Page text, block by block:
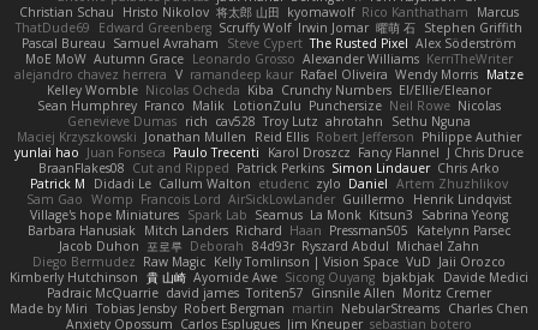
Christian Schau
Hristo Nikolov 将太郎 山田 kyomawolf Rico Kanthatham
Marcus
ThatDude69
Edward Greenberg Scruffy Wolf Irwin Jomar 曜萌 石 Stephen Griffith
Pascal Bureau Samuel Avraham Steve Cypert The Rusted Pixel Alex Söderström
MoE MoW Autumn Grace Leonardo Grosso Alexander Williams KerriTheWriter
alejandro chavez herrera V ramandeep kaur Rafael Oliveira Wendy Morris Matze
Kelley Womble Nicolas Ocheda Kiba Crunchy Numbers El/Ellie/Eleanor
Sean Humphrey Franco Malik LotionZulu Punchersize Neil Rowe Nicolas
Genevieve Dumas rich cav528 Troy Lutz ahrotahn
Sethu Nguna
Maciej Krzyszkowski Jonathan Mullen Reid Ellis Robert Jefferson Philippe Authier
yunlai hao Juan Fonseca Paulo Trecenti Karol Droszcz Fancy Flannel J Chris Druce
BraanFlakes08 Cut and Ripped Patrick Perkins Simon Lindauer Chris Arko
Patrick M
Didadi Le Callum Walton etudenc zylo Daniel Artem Zhuzhlikov
Sam Gao Womp Francois Lord AirSickLowLander Guillermo
Henrik Lindqvist
Village's hope Miniatures Spark Lab Seamus La Monk Kitsun3
Sabrina Yeong
Barbara Hanusiak
Mitch Landers Richard Haan Pressman505
Katelynn Parsec
Jacob Duhon 포로루 Deborah 84d93r Ryszard Abdul Michael Zahn
Diego Bermudez Raw Magic Kelly Tomlinson | Vision Space VuD Jaii Orozco
Kimberly Hutchinson 貴 山崎 Ayomide Awe Sicong Ouyang bjakbjak
Davide Medici
Padraic McQuarrie david james Toriten57 Ginsnile Allen Moritz Cremer
Made by Miri Tobias Jensby Robert Bergman martin NebularStreams Charles Chen
Anxiety Opossum Carlos Esplugues Jim Kneuper sebastian botero